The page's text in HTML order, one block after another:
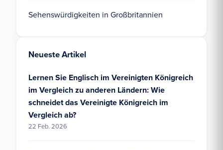
Sehenswürdigkeiten in Großbritannien
Neueste Artikel
Lernen Sie Englisch im Vereinigten Königreich
im Vergleich zu anderen Ländern: Wie
schneidet das Vereinigte Königreich im
Vergleich ab?
22 Feb. 2026